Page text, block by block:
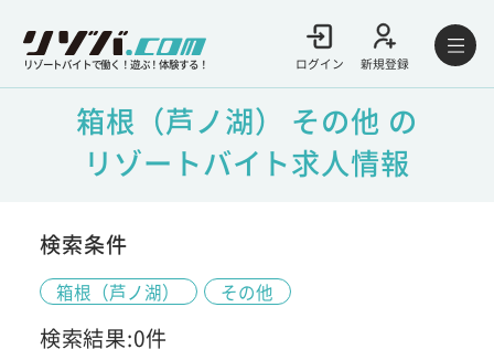
リゾートバイトで働く！遊ぶ！体験する！ ログイン 新規登録
箱根（芦ノ湖） その他 の
リゾートバイト求人情報
検索条件
箱根（芦ノ湖） その他
検索結果:0件